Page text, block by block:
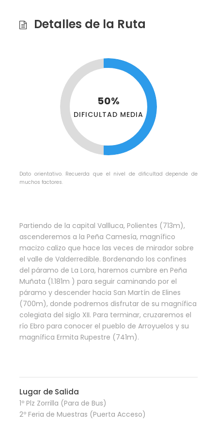
Detalles de la Ruta
50%
DIFICULTAD MEDIA
Dato orientativo. Recuerda que el nivel de dificultad depende de
muchos factores.
Partiendo de la capital Vallluca, Polientes (713m),
ascenderemos a la Peña Camesía, magnífico
macizo calizo que hace las veces de mirador sobre
el valle de Valderredible. Bordenando los confines
del páramo de La Lora, haremos cumbre en Peña
Muñata (1.181m ) para seguir caminando por el
páramo y descender hacia San Martín de Elines
(700m), donde podremos disfrutar de su magnífica
colegiata del siglo XII. Para terminar, cruzaremos el
río Ebro para conocer el pueblo de Arroyuelos y su
magnífica Ermita Rupestre (741m).
Lugar de Salida
1º Plz Zorrilla (Para de Bus)
2º Feria de Muestras (Puerta Acceso)